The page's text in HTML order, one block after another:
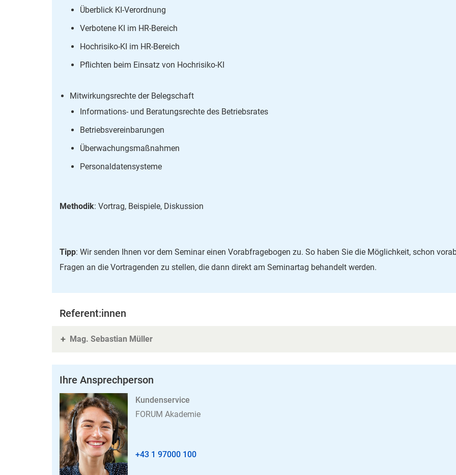
Überblick KI-Verordnung
Verbotene KI im HR-Bereich
Hochrisiko-KI im HR-Bereich
Pflichten beim Einsatz von Hochrisiko-KI
Mitwirkungsrechte der Belegschaft
Informations- und Beratungsrechte des Betriebsrates
Betriebsvereinbarungen
Überwachungsmaßnahmen
Personaldatensysteme
Methodik: Vortrag, Beispiele, Diskussion
Tipp: Wir senden Ihnen vor dem Seminar einen Vorabfragebogen zu. So haben Sie die Möglichkeit, schon
Fragen an die Vortragenden zu stellen, die dann direkt am Seminartag behandelt werden.
Referent:innen
Mag. Sebastian Müller
Ihre Ansprechperson
Kundenservice
FORUM Akademie
+43 1 97000 100